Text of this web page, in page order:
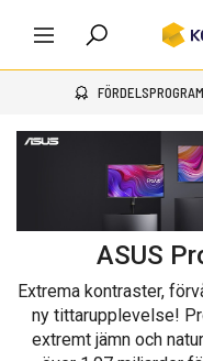
FÖRDELSPROGRAM
ASUS
Extrema kontraster,
ny tittarupplevelse!
extremt jämn och